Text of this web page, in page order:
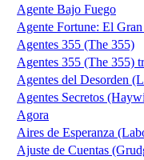
Agente Bajo Fuego
Agente Fortune: El
Agentes 355 (The 355)
Agentes 355 (The 355)
Agentes del Desorden
Agentes Secretos
Agora
Aires de Esperanza
Ajuste de Cuentas